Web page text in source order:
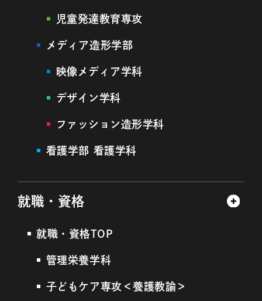
児童発達教育専攻
メディア造形学部
映像メディア学科
デザイン学科
ファッション造形学科
看護学部 看護学科
就職・資格
就職・資格TOP
管理栄養学科
子どもケア専攻＜養護教諭＞